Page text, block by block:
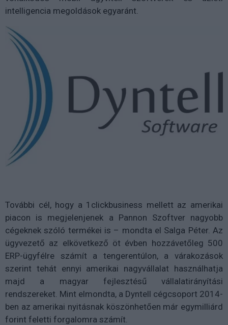
intelligencia megoldások egyaránt.
További cél, hogy a 1clickbusiness mellett az amerikai
piacon is megjelenjenek a Pannon Szoftver nagyobb
cégeknek szóló termékei is – mondta el Salga Péter. Az
ügyvezető az elkövetkező öt évben hozzávetőleg 500
ERP-ügyfélre számít a tengerentúlon, a várakozások
szerint tehát ennyi amerikai nagyvállalat használhatja
majd a magyar fejlesztésű vállalatirányítási
rendszereket. Mint elmondta, a Dyntell cégcsoport 2014-
ben az amerikai nyitásnak köszönhetően már egymilliárd
forint feletti forgalomra számít.